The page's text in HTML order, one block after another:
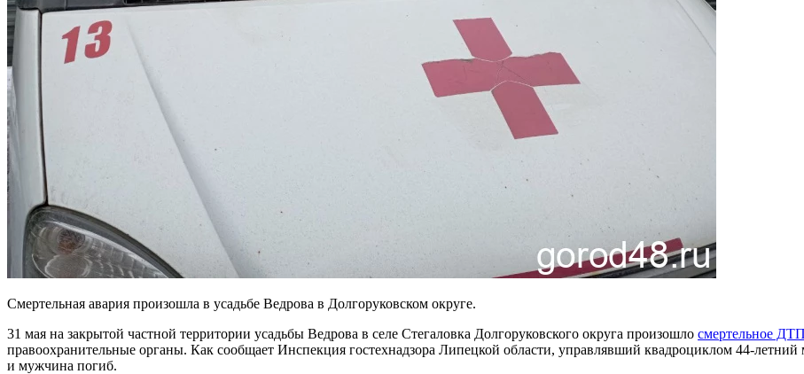
Смертельная авария произошла в усадьбе Ведрова в Долгоруковском округе.
31 мая на закрытой частной территории усадьбы Ведрова в селе Стегаловка Долгоруковского округа произошло смертельное
правоохранительные органы. Как сообщает Инспекция гостехнадзора Липецкой области, управлявший квадроциклом 44-
и мужчина погиб.